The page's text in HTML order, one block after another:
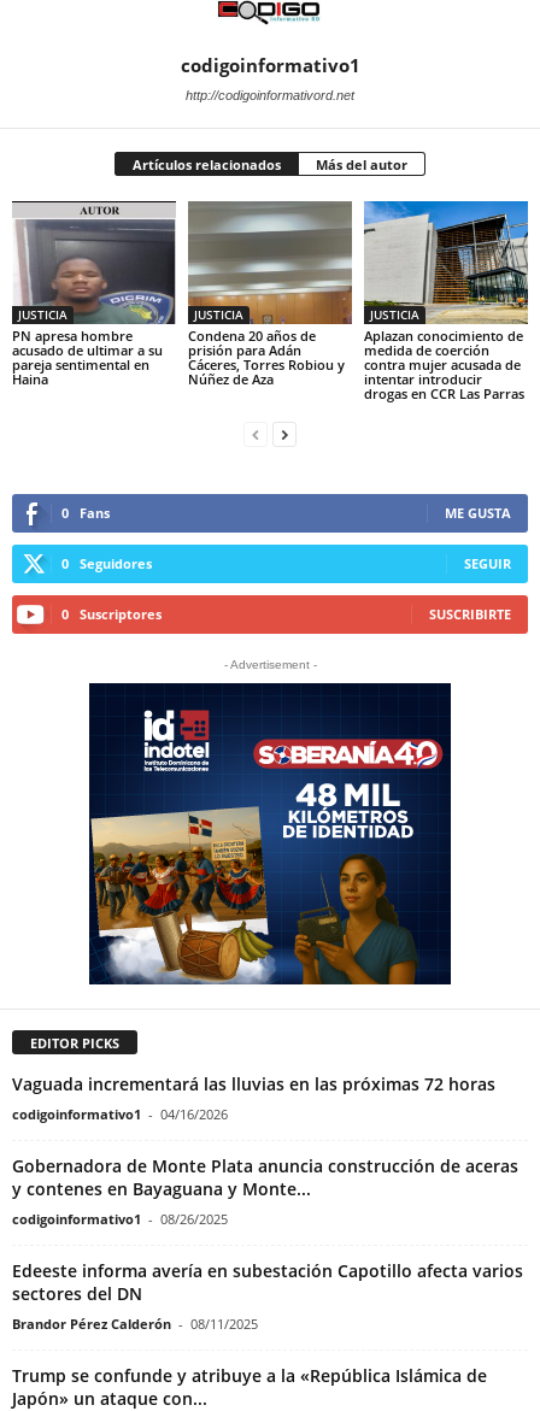
codigoinformativo1
http://codigoinformativord.net
Artículos relacionados Más del autor
JUSTICIA
PN apresa hombre
acusado de ultimar a su
pareja sentimental en
Haina
JUSTICIA
Condena 20 años de
prisión para Adán
Cáceres, Torres Robiou y
Núñez de Aza
JUSTICIA
Aplazan conocimiento de
medida de coerción
contra mujer acusada de
intentar introducir
drogas en CCR Las Parras
0 Fans ME GUSTA
0 Seguidores SEGUIR
0 Suscriptores SUSCRIBIRTE
- Advertisement -
EDITOR PICKS
Vaguada incrementará las lluvias en las próximas 72 horas
codigoinformativo1 - 04/16/2026
Gobernadora de Monte Plata anuncia construcción de aceras
y contenes en Bayaguana y Monte...
codigoinformativo1 - 08/26/2025
Edeeste informa avería en subestación Capotillo afecta varios
sectores del DN
Brandor Pérez Calderón - 08/11/2025
Trump se confunde y atribuye a la «República Islámica de
Japón» un ataque con...